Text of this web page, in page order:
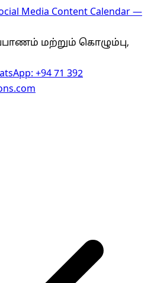
Media Content Calendar —
மற்றும் கொழும்பு,
+94 71 392